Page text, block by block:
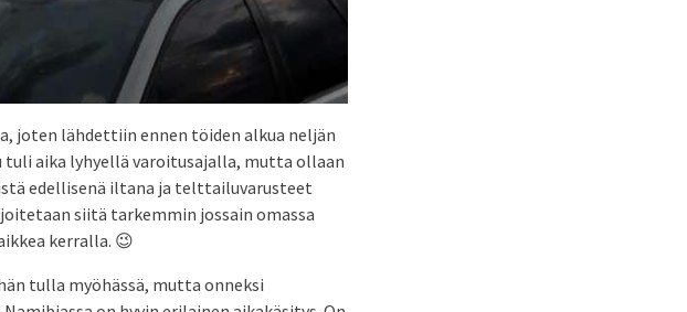
joten lähdettiin ennen töiden alkua neljän
aika lyhyellä varoitusajalla, mutta ollaan
edellisenä iltana ja telttailuvarusteet
siitä tarkemmin jossain omassa
kerralla. 😉
tulla myöhässä, mutta onneksi